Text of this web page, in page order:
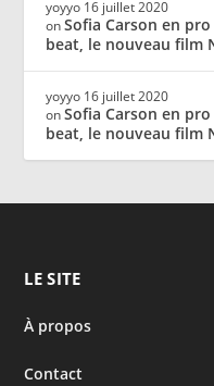
yoyyo 16 juillet 2020
onSofia Carson en
beat, le nouveau film
yoyyo 16 juillet 2020
onSofia Carson en
beat, le nouveau film
LE SITE
À propos
Contact